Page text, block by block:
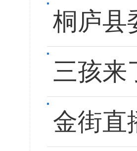
桐庐县
三孩
金街直